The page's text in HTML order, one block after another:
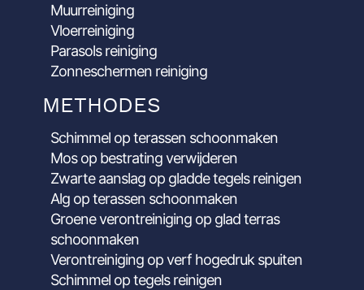
Muurreiniging
Vloerreiniging
Parasols reiniging
Zonneschermen reiniging
METHODES
Schimmel op terassen schoonmaken
Mos op bestrating verwijderen
Zwarte aanslag op gladde tegels reinigen
Alg op terassen schoonmaken
Groene verontreiniging op glad terras
schoonmaken
Verontreiniging op verf hogedruk spuiten
Schimmel op tegels reinigen